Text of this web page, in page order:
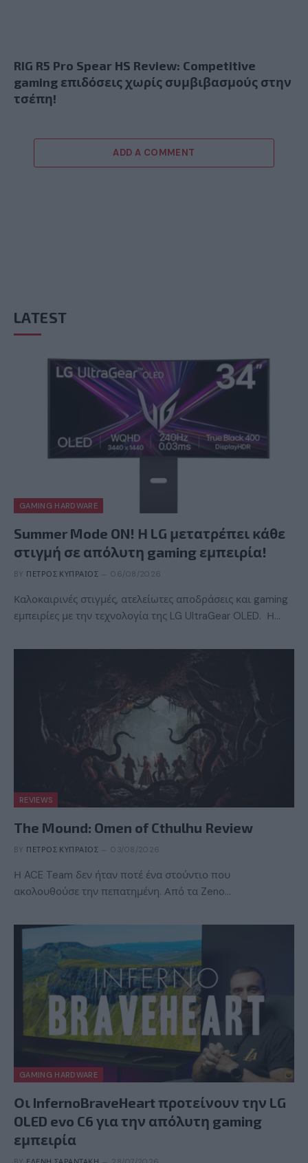
RIG R5 Pro Spear HS Review: Competitive
gaming επιδόσεις χωρίς συμβιβασμούς στην
τσέπη!
ADD A COMMENT
LATEST
GAMING HARDWARE
Summer Mode ON! Η LG μετατρέπει κάθε
στιγμή σε απόλυτη gaming εμπειρία!
BY ΠΈΤΡΟΣ ΚΥΠΡΑΊΟΣ 06/08/2026
Καλοκαιρινές στιγμές, ατελείωτες αποδράσεις και gaming
εμπειρίες με την τεχνολογία της LG UltraGear OLED. Η…
REVIEWS
The Mound: Omen of Cthulhu Review
BY ΠΈΤΡΟΣ ΚΥΠΡΑΊΟΣ 03/08/2026
Η ACE Team δεν ήταν ποτέ ένα στούντιο που
ακολουθούσε την πεπατημένη. Από τα Zeno…
GAMING HARDWARE
Οι InfernoBraveHeart προτείνουν την LG
OLED evo C6 για την απόλυτη gaming
εμπειρία